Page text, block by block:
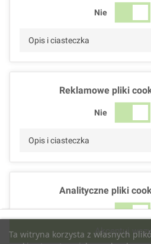
Ta witryna korzysta z własnych
Nie
Opis i ciasteczka
Reklamowe pliki
Nie
Opis i ciasteczka
Analityczne pliki
Nie
Opis i ciasteczka
Akceptuj